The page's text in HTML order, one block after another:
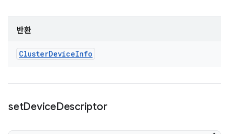
반환
ClusterDeviceInfo
setDeviceDescriptor